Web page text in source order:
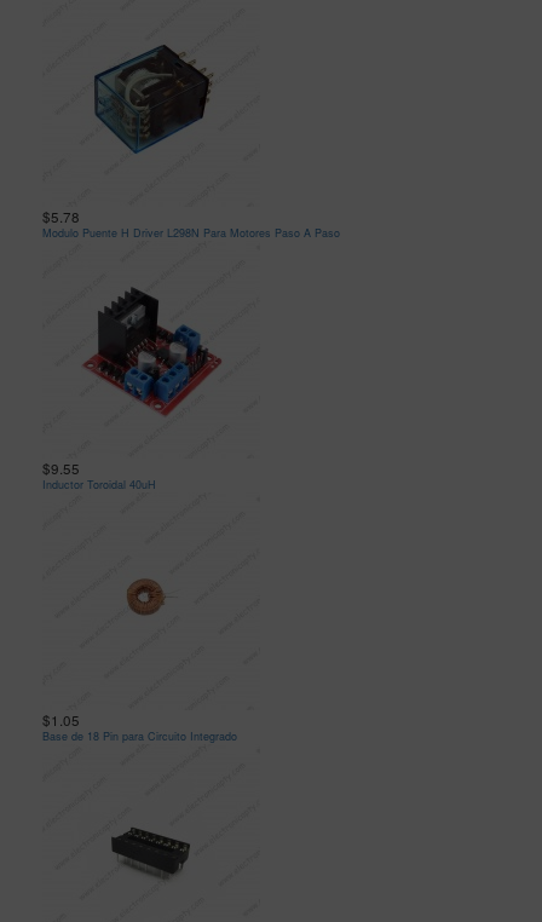
$5.78
Modulo Puente H Driver L298N Para Motores Paso A Paso
$9.55
Inductor Toroidal 40uH
$1.05
Base de 18 Pin para Circuito Integrado